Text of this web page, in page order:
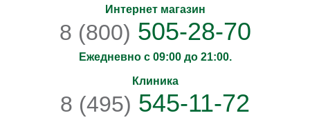
Интернет магазин
8 (800) 505-28-70
Ежедневно с 09:00 до 21:00.
Клиника
8 (495) 545-11-72